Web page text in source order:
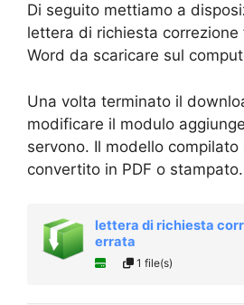
Di seguito mettiamo a
lettera di richiesta
Word da scaricare sul
Una volta terminato il
modificare il modulo
servono. Il modello compilato
convertito in PDF o stampato.
lettera di richiesta
errata
1 file(s)